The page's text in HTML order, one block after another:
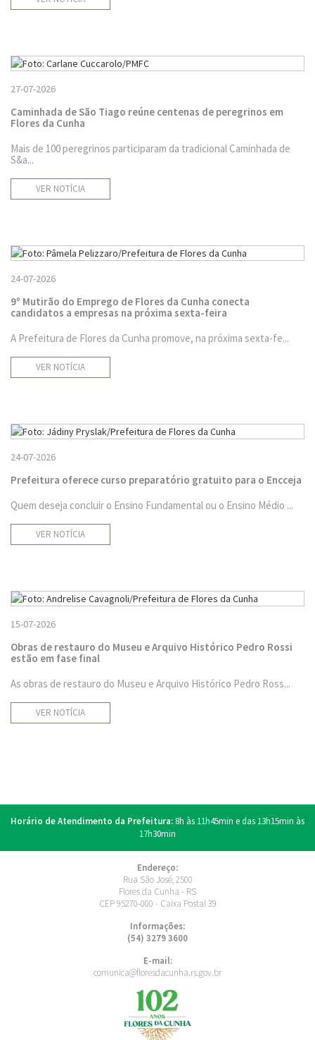
27-07-2026
Caminhada de São Tiago reúne centenas de peregrinos em
Flores da Cunha
Mais de 100 peregrinos participaram da tradicional Caminhada de
S&a...
VER NOTÍCIA
24-07-2026
9º Mutirão do Emprego de Flores da Cunha conecta
candidatos a empresas na próxima sexta-feira
A Prefeitura de Flores da Cunha promove, na próxima sexta-fe...
VER NOTÍCIA
24-07-2026
Prefeitura oferece curso preparatório gratuito para o Encceja
Quem deseja concluir o Ensino Fundamental ou o Ensino Médio ...
VER NOTÍCIA
15-07-2026
Obras de restauro do Museu e Arquivo Histórico Pedro Rossi
estão em fase final
As obras de restauro do Museu e Arquivo Histórico Pedro Ross...
VER NOTÍCIA
Horário de Atendimento da Prefeitura:8h às 11h45min e das 13h15min às
17h30min
Endereço:
Rua São José, 2500
Flores da Cunha - RS
CEP 95270-000 - Caixa Postal 39
Informações:
(54) 3279 3600
E-mail:
comunica@floresdacunha.rs.gov.br